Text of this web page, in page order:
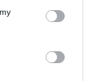
You may click to
party tags to
in below Google
del Pd